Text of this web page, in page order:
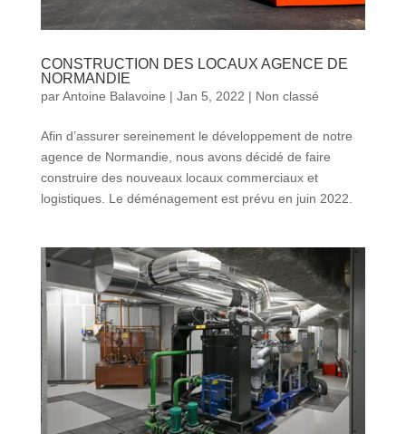
CONSTRUCTION DES LOCAUX AGENCE DE
NORMANDIE
parAntoine Balavoine | Jan 5, 2022 | Non classé
Afin d’assurer sereinement le développement de notre
agence de Normandie, nous avons décidé de faire
construire des nouveaux locaux commerciaux et
logistiques. Le déménagement est prévu en juin 2022.